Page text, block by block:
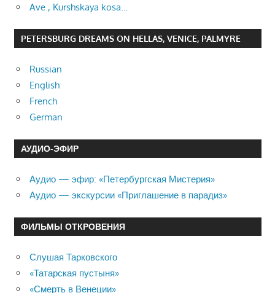
Ave , Kurshskaya kosa…
PETERSBURG DREAMS ON HELLAS, VENICE, PALMYRE
Russian
English
French
German
АУДИО-ЭФИР
Аудио — эфир: «Петербургская Мистерия»
Аудио — экскурсии «Приглашение в парадиз»
ФИЛЬМЫ ОТКРОВЕНИЯ
Слушая Тарковского
«Татарская пустыня»
«Смерть в Венеции»